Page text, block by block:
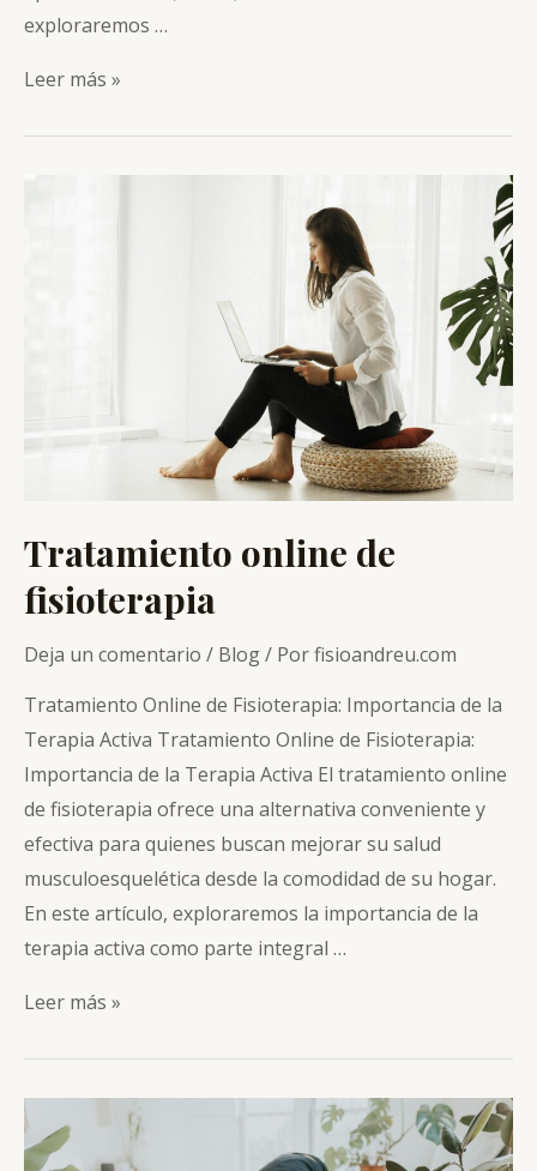
exploraremos …
Suplementación
y
Leer más »
Tratamiento online de
fisioterapia
Deja un comentario / Blog/ Porfisioandreu.com
Tratamiento Online de Fisioterapia: Importancia de la
Terapia Activa Tratamiento Online de Fisioterapia:
Importancia de la Terapia Activa El tratamiento online
de fisioterapia ofrece una alternativa conveniente y
efectiva para quienes buscan mejorar su salud
musculoesquelética desde la comodidad de su hogar.
En este artículo, exploraremos la importancia de la
terapia activa como parte integral …
Tratamiento
fisioterapia
Leer más »